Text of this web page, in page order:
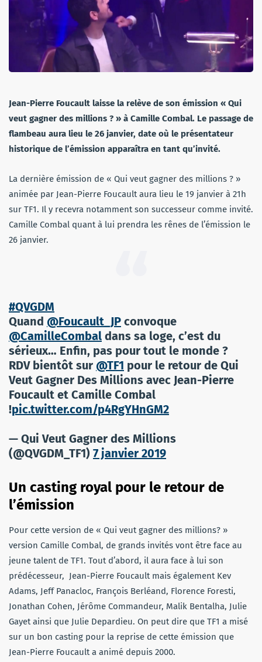
Jean-Pierre Foucault laisse la relève de son émission « Qui
veut gagner des millions ? » à Camille Combal. Le passage de
flambeau aura lieu le 26 janvier, date où le présentateur
historique de l’émission apparaîtra en tant qu’invité.
La dernière émission de « Qui veut gagner des millions ? »
animée par Jean-Pierre Foucault aura lieu le 19 janvier à 21h
sur TF1. Il y recevra notamment son successeur comme invité.
Camille Combal quant à lui prendra les rênes de l’émission le
26 janvier.
#QVGDM
Quand @Foucault_JP convoque
@CamilleCombal dans sa loge, c’est du
sérieux… Enfin, pas pour tout le monde ?
RDV bientôt sur @TF1 pour le retour de Qui
Veut Gagner Des Millions avec Jean-Pierre
Foucault et Camille Combal
!pic.twitter.com/p4RgYHnGM2
— Qui Veut Gagner des Millions
(@QVGDM_TF1) 7 janvier 2019
Un casting royal pour le retour de
l’émission
Pour cette version de « Qui veut gagner des millions? »
version Camille Combal, de grands invités vont être face au
jeune talent de TF1. Tout d’abord, il aura face à lui son
prédécesseur, Jean-Pierre Foucault mais également Kev
Adams, Jeff Panacloc, François Berléand, Florence Foresti,
Jonathan Cohen, Jérôme Commandeur, Malik Bentalha, Julie
Gayet ainsi que Julie Depardieu. On peut dire que TF1 a misé
sur un bon casting pour la reprise de cette émission que
Jean-Pierre Foucault a animé depuis 2000.